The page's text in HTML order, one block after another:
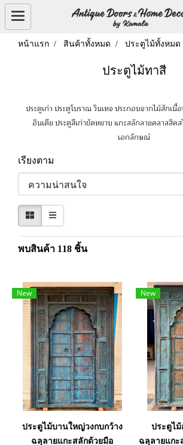
หน้าแรก สินค้าทั้งหมด ประตูไม้ทั้งหมด
ประตูไม้ทาสี
ประตูเก่า ประตูโบราณ วินเทจ ประกอบจากไม้สักเนื้
อินเดีย ประตูสีเก่าขัดหยาบ แกะสลักลายคลาสสิคส
เอกลักษณ์
เรียงตาม
พบสินค้า 118 ชิ้น
New
ประตูไม้บานใหญ่วงกบกว้าง
ฉลุลายแกะสลักด้วยมือ
New
ประตูไม้
ฉลุลายแก